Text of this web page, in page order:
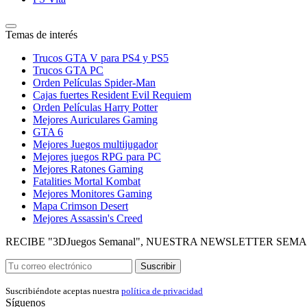
Temas de interés
Trucos GTA V para PS4 y PS5
Trucos GTA PC
Orden Películas Spider-Man
Cajas fuertes Resident Evil Requiem
Orden Películas Harry Potter
Mejores Auriculares Gaming
GTA 6
Mejores Juegos multijugador
Mejores juegos RPG para PC
Mejores Ratones Gaming
Fatalities Mortal Kombat
Mejores Monitores Gaming
Mapa Crimson Desert
Mejores Assassin's Creed
RECIBE "3DJuegos Semanal", NUESTRA NEWSLETTER
Suscribir
Suscribiéndote aceptas nuestra política de privacidad
Síguenos